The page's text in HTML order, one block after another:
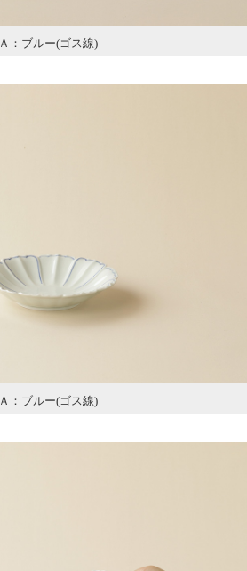
Ａ：ブルー(ゴス線)
Ａ：ブルー(ゴス線)